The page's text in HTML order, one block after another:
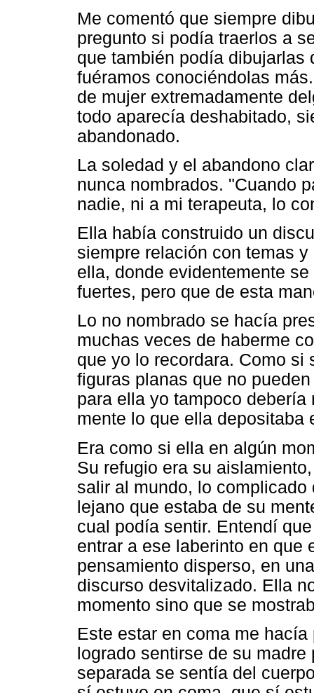
Me comentó que siempre
pregunto si podía traerlos a
que también podía dibujarlas
fuéramos conociéndolas
de mujer extremadamente
todo aparecía deshabitado,
abandonado.
La soledad y el abandono
nunca nombrados. "Cuando
nadie, ni a mi terapeuta, lo
Ella había construido un
siempre relación con temas
ella, donde evidentemente
fuertes, pero que de esta
Lo no nombrado se hacía
muchas veces de haberme
que yo lo recordara. Como si
figuras planas que no
para ella yo tampoco
mente lo que ella depositaba
Era como si ella en algún
Su refugio era su
salir al mundo, lo
lejano que estaba de su
cual podía sentir. Entendí
entrar a ese laberinto en que
pensamiento disperso, en
discurso desvitalizado. Ella
momento sino que se
Este estar en coma me
logrado sentirse de su
separada se sentía del